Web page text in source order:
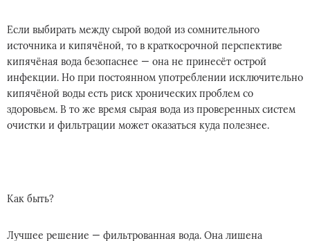
Если выбирать между сырой водой из сомнительного
источника и кипячёной, то в краткосрочной перспективе
кипячёная вода безопаснее — она не принесёт острой
инфекции. Но при постоянном употреблении исключительно
кипячёной воды есть риск хронических проблем со
здоровьем. В то же время сырая вода из проверенных систем
очистки и фильтрации может оказаться куда полезнее.
Как быть?
Лучшее решение — фильтрованная вода. Она лишена